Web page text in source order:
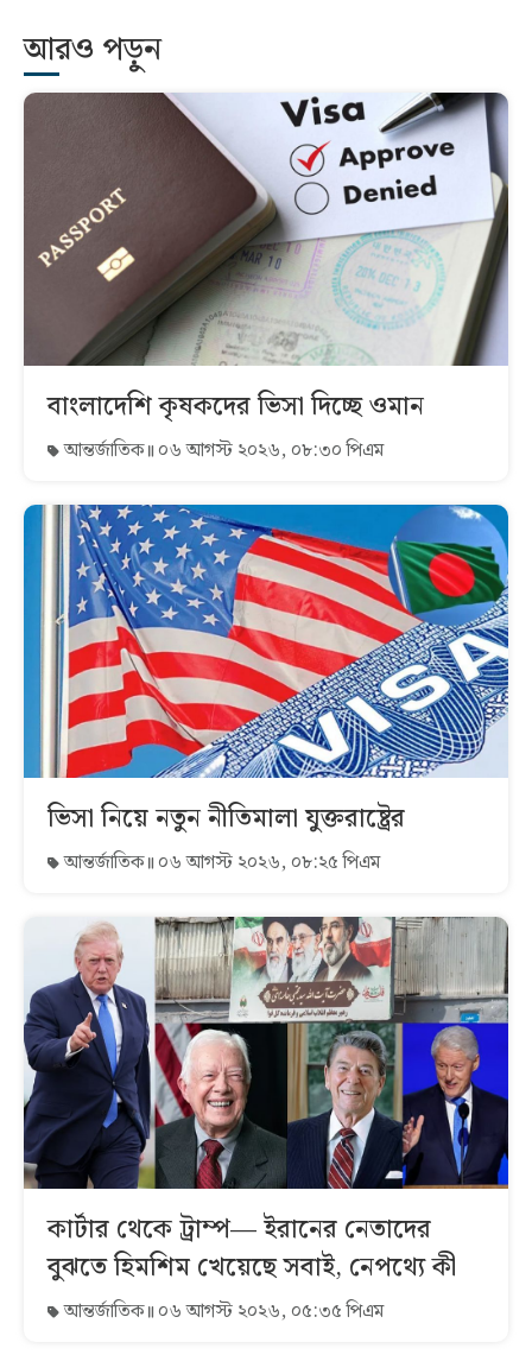
আরও পড়ুন
বাংলাদেশি কৃষকদের ভিসা দিচ্ছে ওমান
আন্তর্জাতিক ০৬ আগস্ট ২০২৬, ০৮:৩০ পিএম
ভিসা নিয়ে নতুন নীতিমালা যুক্তরাষ্ট্রের
আন্তর্জাতিক ০৬ আগস্ট ২০২৬, ০৮:২৫ পিএম
কার্টার থেকে ট্রাম্প— ইরানের নেতাদের
বুঝতে হিমশিম খেয়েছে সবাই, নেপথ্যে কী
আন্তর্জাতিক ০৬ আগস্ট ২০২৬, ০৫:৩৫ পিএম